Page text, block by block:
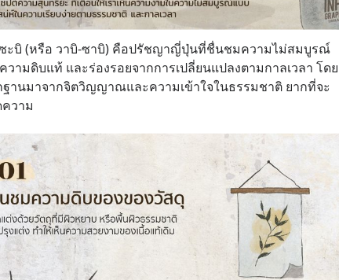
ะบิ (หรือ วาบิ-ซาบิ) คือปรัชญาญี่ปุ่นที่ชื่นชมความไม่สมบูรณ์
วามดิบแท้ และร่องรอยจากการเปลี่ยนแปลงตามกาลเวลา โดย
ฐานมาจากจิตวิญญาณและความเข้าใจในธรรมชาติ ยากที่จะ
วาม